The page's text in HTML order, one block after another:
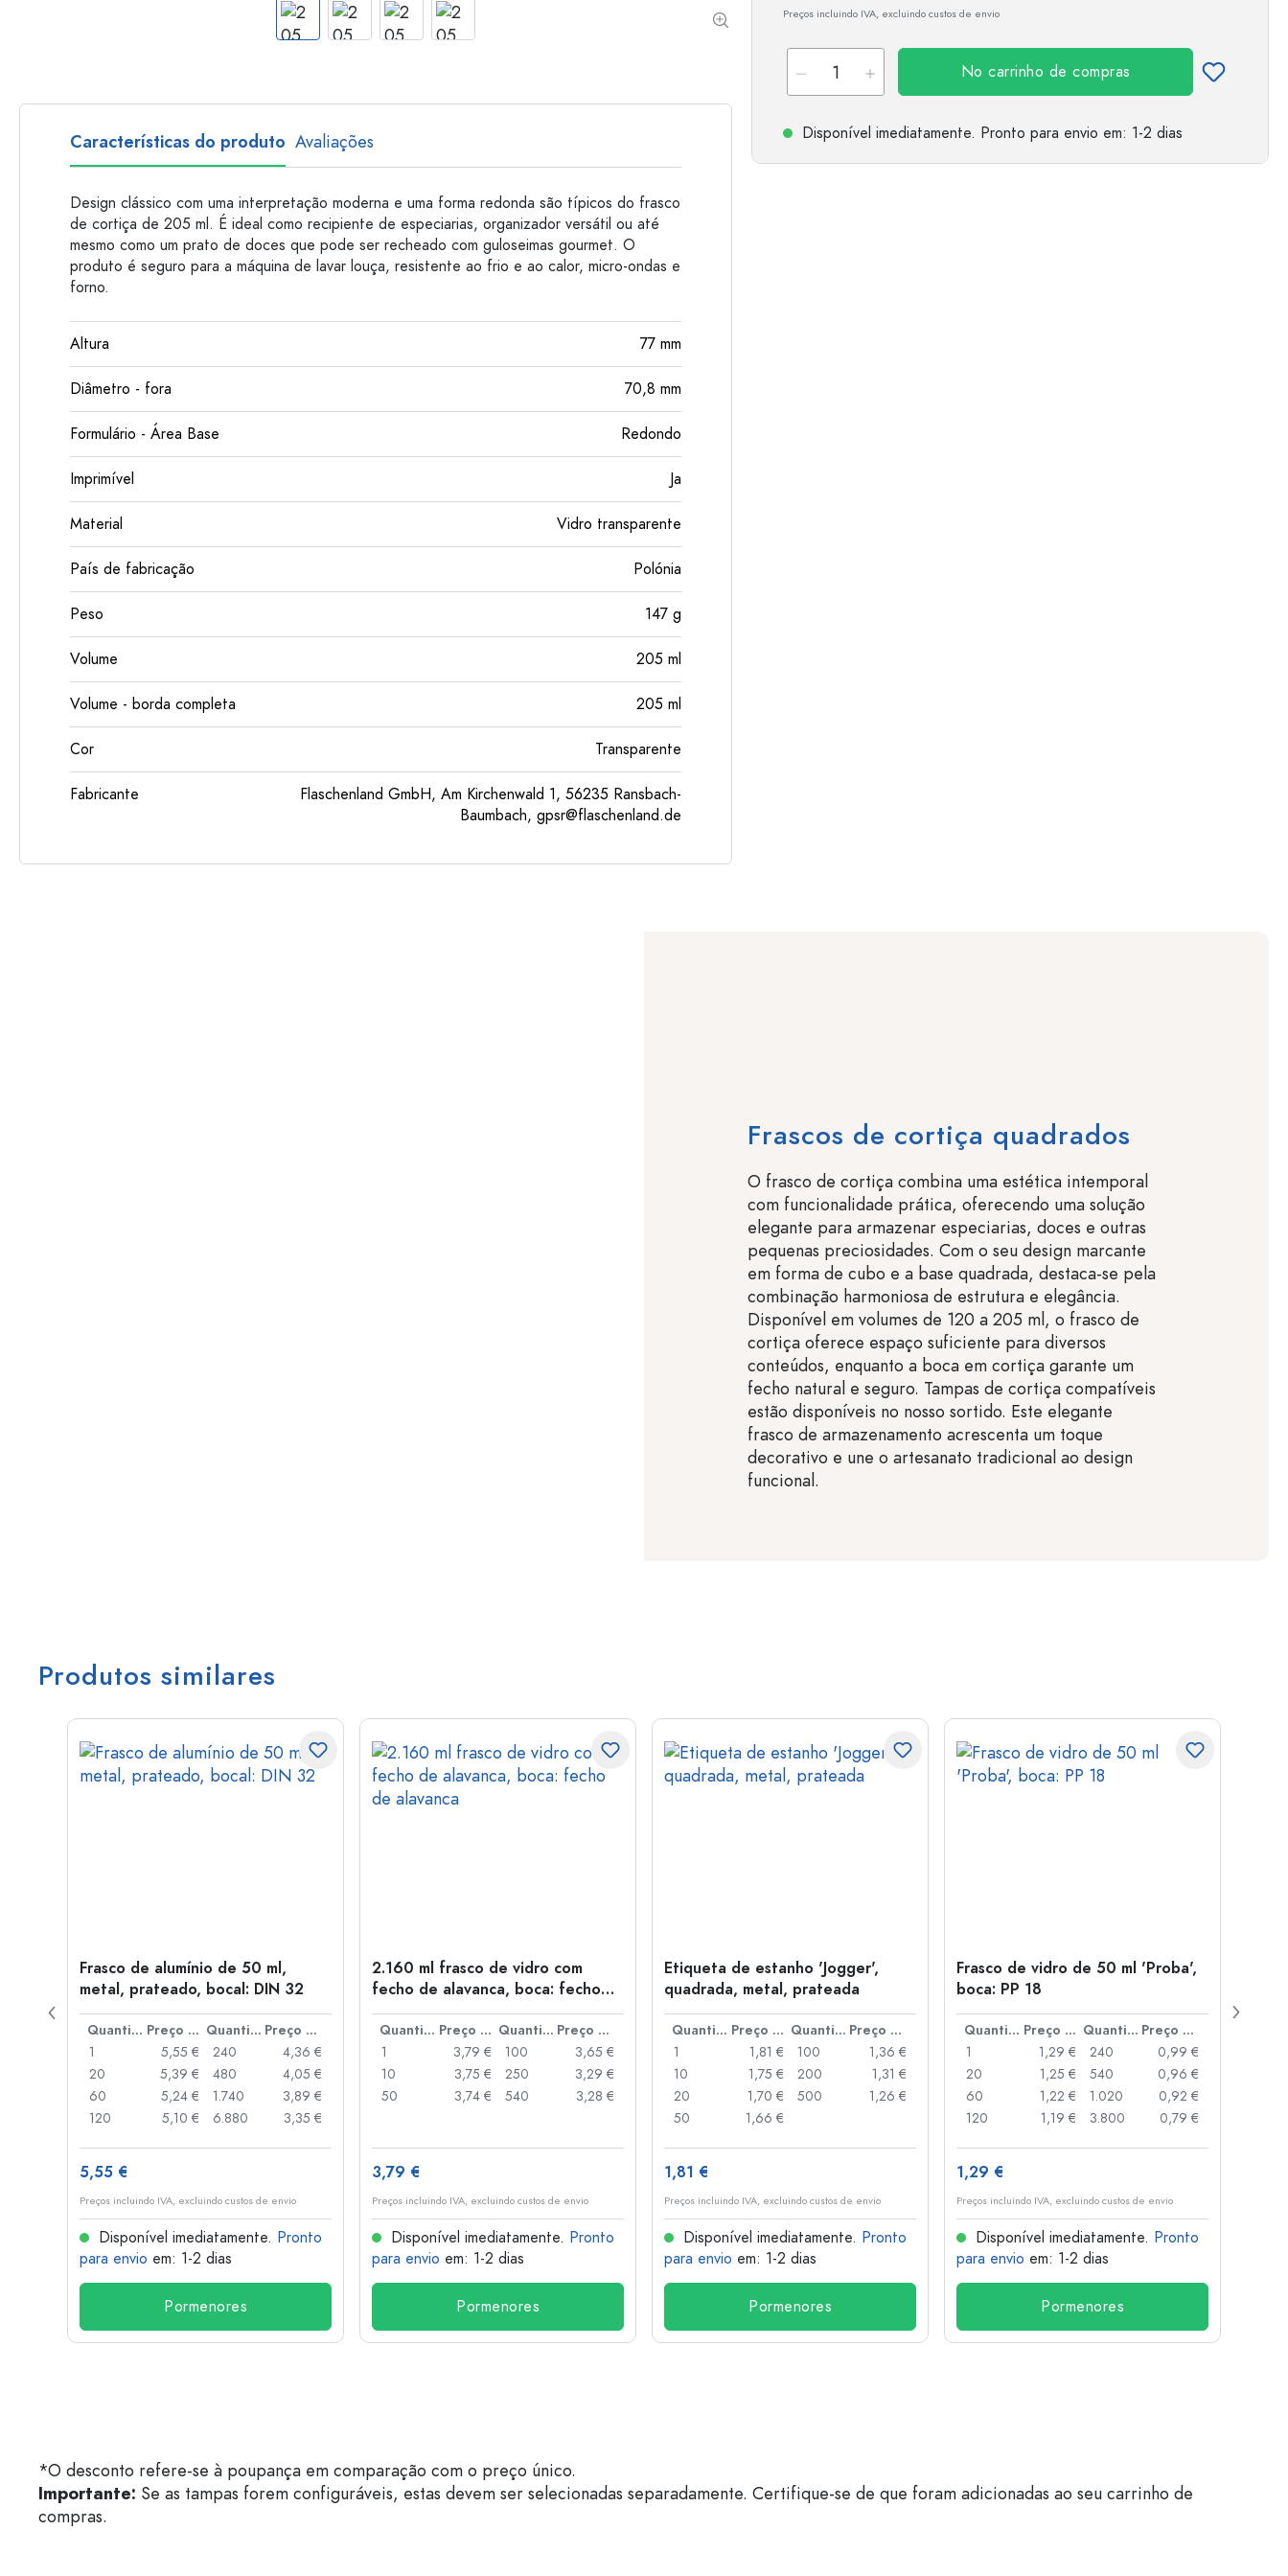
Garrafas de plastico
Preços incluindo IVA, excluindo custos de envio
No carrinho de compras
Disponível imediatamente. Pronto para envio em: 1-2 dias
Características do produto Avaliações
Design clássico com uma interpretação moderna e uma forma redonda são típicos do frasco
de cortiça de 205 ml. É ideal como recipiente de especiarias, organizador versátil ou até
mesmo como um prato de doces que pode ser recheado com guloseimas gourmet. O
produto é seguro para a máquina de lavar louça, resistente ao frio e ao calor, micro-ondas e
forno.
Altura 77 mm
Diâmetro - fora 70,8 mm
Formulário - Área Base Redondo
Imprimível Ja
Material Vidro transparente
País de fabricação Polónia
Peso 147 g
Volume 205 ml
Volume - borda completa 205 ml
Cor Transparente
Fabricante
Flaschenland GmbH, Am Kirchenwald 1, 56235 Ransbach-
Baumbach, gpsr@flaschenland.de
Frascos de cortiça quadrados
O frasco de cortiça combina uma estética intemporal
com funcionalidade prática, oferecendo uma solução
elegante para armazenar especiarias, doces e outras
pequenas preciosidades. Com o seu design marcante
em forma de cubo e a base quadrada, destaca-se pela
combinação harmoniosa de estrutura e elegância.
Disponível em volumes de 120 a 205 ml, o frasco de
cortiça oferece espaço suficiente para diversos
conteúdos, enquanto a boca em cortiça garante um
fecho natural e seguro. Tampas de cortiça compatíveis
estão disponíveis no nosso sortido. Este elegante
frasco de armazenamento acrescenta um toque
decorativo e une o artesanato tradicional ao design
funcional.
Produtos similares
Frasco de alumínio de 50 ml,
metal, prateado, bocal: DIN 32
Quantidade Preço por peça Quantidade
Preço por peça
1
5,55 €
20
5,39 €
60
5,24 €
120
5,10 €
240
4,36 €
480
4,05 €
1.740
3,89 €
6.880
3,35 €
5,55 €
Preços incluindo IVA, excluindo custos de envio
Disponível imediatamente. Pronto
para envio em: 1-2 dias
Pormenores
2.160 ml frasco de vidro com
fecho de alavanca, boca: fecho
de alavanca
Quantidade Preço por peça Quantidade
Preço por peça
1
3,79 €
10
3,75 €
50
3,74 €
100
3,65 €
250
3,29 €
540
3,28 €
3,79 €
Preços incluindo IVA, excluindo custos de envio
Disponível imediatamente. Pronto
para envio em: 1-2 dias
Pormenores
Etiqueta de estanho 'Jogger',
quadrada, metal, prateada
Quantidade Preço por peça Quantidade
Preço por peça
1
1,81 €
10
1,75 €
20
1,70 €
50
1,66 €
100
1,36 €
200
1,31 €
500
1,26 €
1,81 €
Preços incluindo IVA, excluindo custos de envio
Disponível imediatamente. Pronto
para envio em: 1-2 dias
Pormenores
Frasco de vidro de 50 ml 'Proba',
boca: PP 18
Quantidade Preço por peça Quantidade
Preço por peça
1
1,29 €
20
1,25 €
60
1,22 €
120
1,19 €
240
0,99 €
540
0,96 €
1.020
0,92 €
3.800
0,79 €
1,29 €
Preços incluindo IVA, excluindo custos de envio
Disponível imediatamente. Pronto
para envio em: 1-2 dias
Pormenores
*O desconto refere-se à poupança em comparação com o preço único.
Importante: Se as tampas forem configuráveis, estas devem ser selecionadas separadamente. Certifique-se de que foram adicionadas ao seu carrinho de
compras.